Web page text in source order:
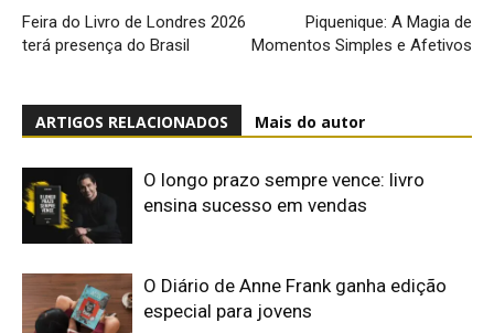
Feira do Livro de Londres 2026
terá presença do Brasil
Piquenique: A Magia de
Momentos Simples e Afetivos
ARTIGOS RELACIONADOS Mais do autor
O longo prazo sempre vence: livro
ensina sucesso em vendas
O Diário de Anne Frank ganha edição
especial para jovens